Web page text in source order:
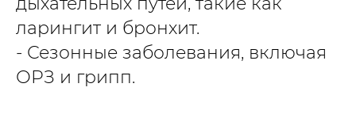
ларингит и бронхит.
- Сезонные заболевания, включая
ОРЗ и грипп.